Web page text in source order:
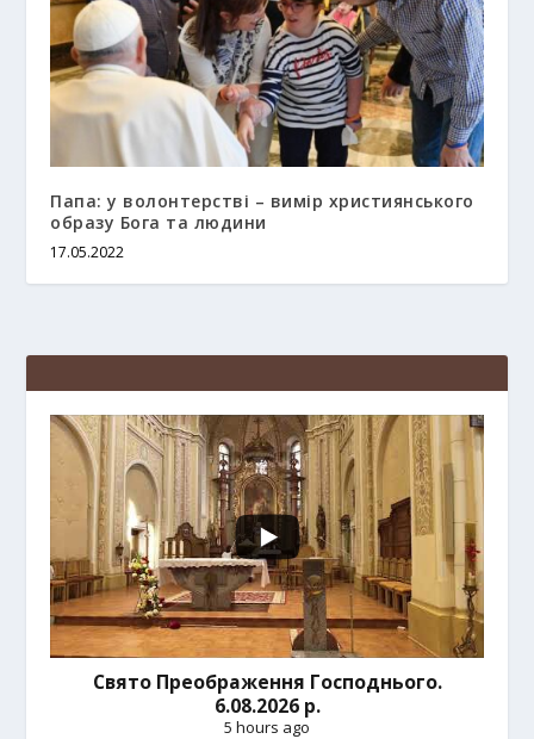
Папа: у волонтерстві – вимір християнського
образу Бога та людини
17.05.2022
Свято Преображення Господнього.
6.08.2026 р.
5 hours ago